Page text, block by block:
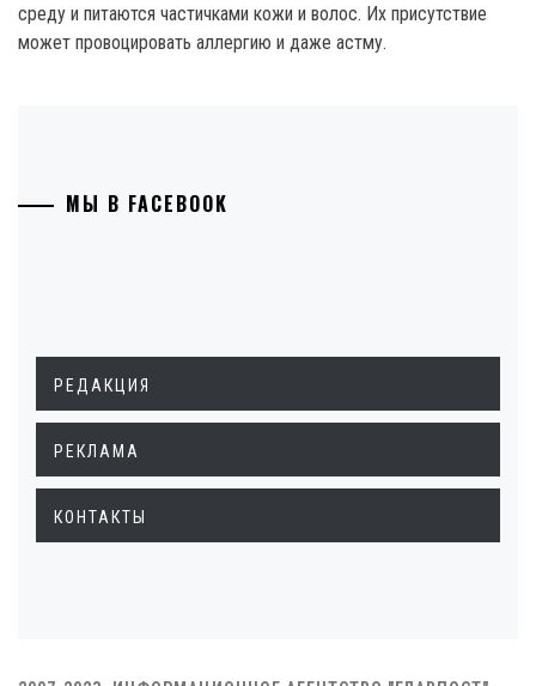
среду и питаются частичками кожи и волос. Их присутствие
может провоцировать аллергию и даже астму.
МЫ В FACEBOOK
РЕДАКЦИЯ
РЕКЛАМА
КОНТАКТЫ